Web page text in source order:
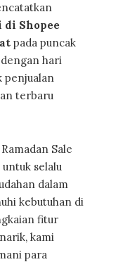
Shopee
pada puncak
hari
penjualan
terbaru
Sale
selalu
dalam
kebutuhan di
fitur
kami
para